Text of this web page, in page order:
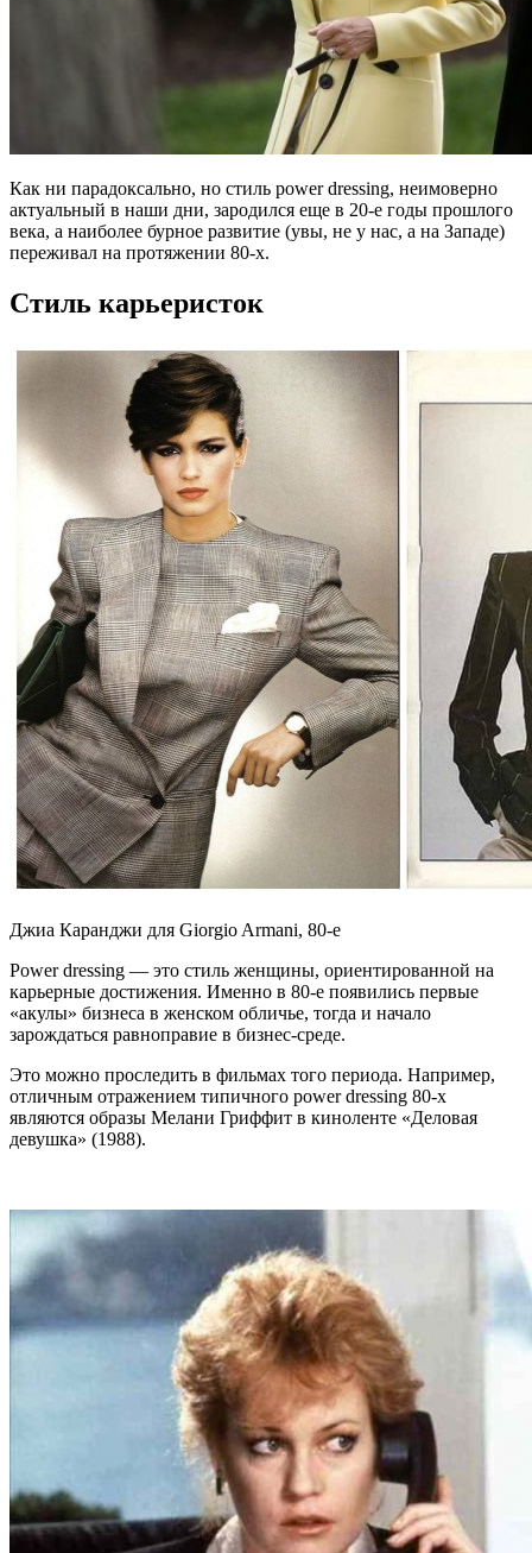
Как ни парадоксально, но стиль power dressing, неимоверно
актуальный в наши дни, зародился еще в 20-е годы прошлого
века, а наиболее бурное развитие (увы, не у нас, а на Западе)
переживал на протяжении 80-х.
Стиль карьеристок
Джиа Каранджи для Giorgio Armani, 80-е
Power dressing — это стиль женщины, ориентированной на
карьерные достижения. Именно в 80-е появились первые
«акулы» бизнеса в женском обличье, тогда и начало
зарождаться равноправие в бизнес-среде.
Это можно проследить в фильмах того периода. Например,
отличным отражением типичного power dressing 80-х
являются образы Мелани Гриффит в киноленте «Деловая
девушка» (1988).